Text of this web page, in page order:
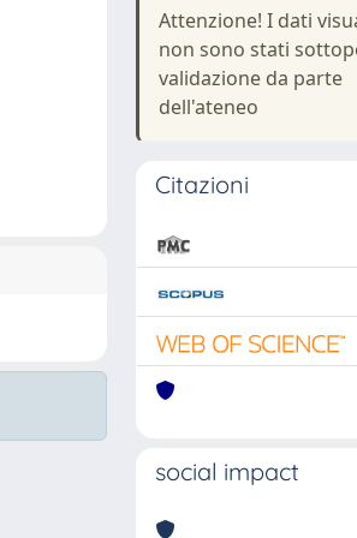
Attenzione! I dati
non sono stati
validazione da parte
dell'ateneo
Citazioni
social impact